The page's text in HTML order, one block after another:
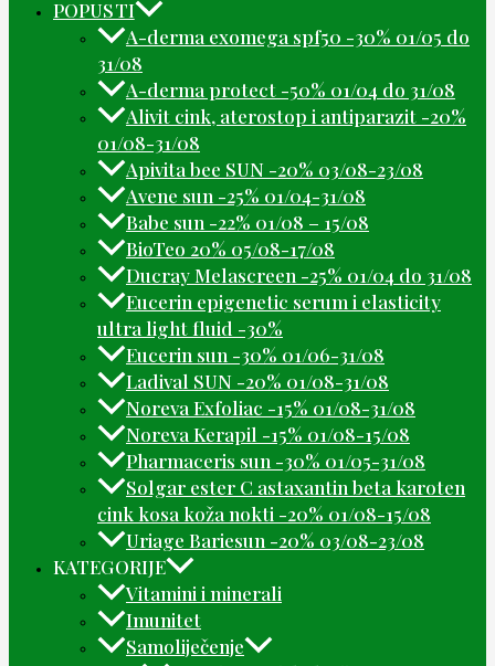
POPUSTI
A-derma exomega spf50 -30% 01/05 do
31/08
A-derma protect -50% 01/04 do 31/08
Alivit cink, aterostop i antiparazit -20%
01/08-31/08
Apivita bee SUN -20% 03/08-23/08
Avene sun -25% 01/04-31/08
Babe sun -22% 01/08 – 15/08
BioTeo 20% 05/08-17/08
Ducray Melascreen -25% 01/04 do 31/08
Eucerin epigenetic serum i elasticity
ultra light fluid -30%
Eucerin sun -30% 01/06-31/08
Ladival SUN -20% 01/08-31/08
Noreva Exfoliac -15% 01/08-31/08
Noreva Kerapil -15% 01/08-15/08
Pharmaceris sun -30% 01/05-31/08
Solgar ester C astaxantin beta karoten
cink kosa koža nokti -20% 01/08-15/08
Uriage Bariesun -20% 03/08-23/08
KATEGORIJE
Vitamini i minerali
Imunitet
Samoliječenje